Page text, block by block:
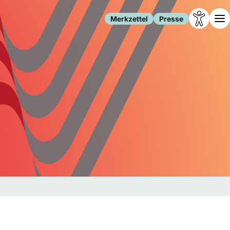
Merkzettel Presse
Leben
Familie
Freizeit
Gesundheit
Internet
Gesellschaft
Forschung
Migration
Polizei